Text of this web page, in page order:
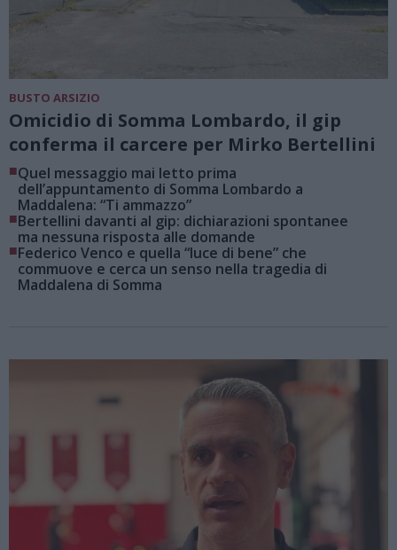
BUSTO ARSIZIO
Omicidio di Somma Lombardo, il gip
conferma il carcere per Mirko Bertellini
■Quel messaggio mai letto prima
dell’appuntamento di Somma Lombardo a
Maddalena: “Ti ammazzo”
■Bertellini davanti al gip: dichiarazioni spontanee
ma nessuna risposta alle domande
■Federico Venco e quella “luce di bene” che
commuove e cerca un senso nella tragedia di
Maddalena di Somma